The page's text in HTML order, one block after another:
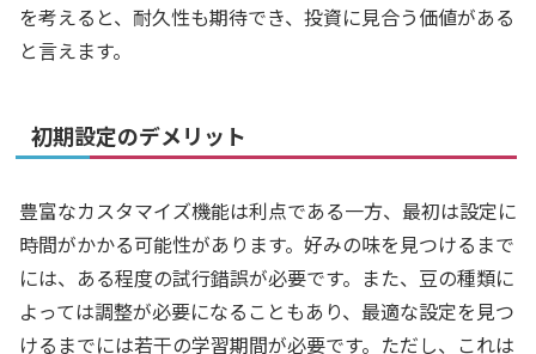
を考えると、耐久性も期待でき、投資に見合う価値がある
と言えます。
初期設定のデメリット
豊富なカスタマイズ機能は利点である一方、最初は設定に
時間がかかる可能性があります。好みの味を見つけるまで
には、ある程度の試行錯誤が必要です。また、豆の種類に
よっては調整が必要になることもあり、最適な設定を見つ
けるまでには若干の学習期間が必要です。ただし、これは